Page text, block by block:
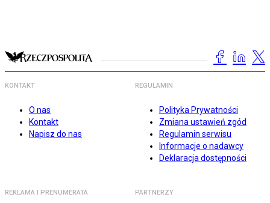
KONTAKT
O nas
Kontakt
Napisz do nas
REGULAMIN
Polityka Prywatności
Zmiana ustawień zgód
Regulamin serwisu
Informacje o nadawcy
Deklaracja dostępności
REKLAMA I PRENUMERATA PARTNERZY